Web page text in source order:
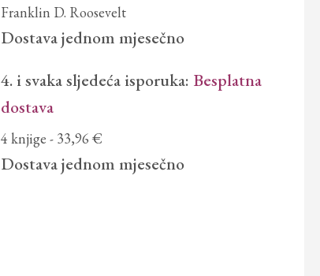
Franklin D. Roosevelt
Dostava jednom mjesečno
4. i svaka sljedeća isporuka: Besplatna
dostava
4 knjige- 33,96 €
Dostavajednom mjesečno